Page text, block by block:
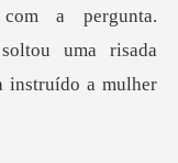
uma risada